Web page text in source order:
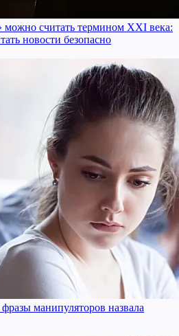
можно считать термином XXI века:
новости безопасно
манипуляторов назвала